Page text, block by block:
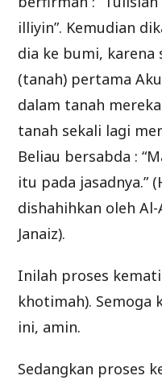
illiyin”. Kemudian
dia ke bumi, karena
(tanah) pertama
dalam tanah
tanah sekali lagi
Beliau bersabda :
itu pada jasadnya.”
dishahihkan oleh
Janaiz).
Inilah proses
khotimah). Semoga
ini, amin.
Sedangkan proses